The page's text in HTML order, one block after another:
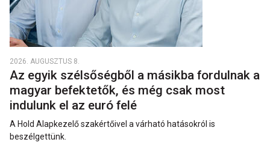
2026. AUGUSZTUS 8.
Az egyik szélsőségből a másikba fordulnak a
magyar befektetők, és még csak most
indulunk el az euró felé
A Hold Alapkezelő szakértőivel a várható hatásokról is
beszélgettünk.